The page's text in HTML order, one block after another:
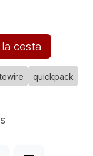
cesta
quickpack